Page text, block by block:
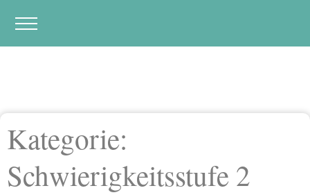
Kategorie:
Schwierigkeitsstufe 2